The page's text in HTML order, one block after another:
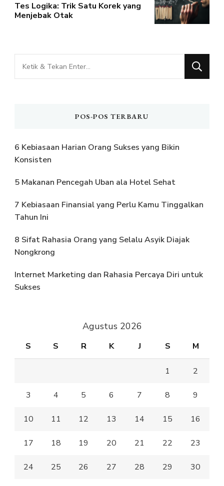
Tes Logika: Trik Satu Korek yang
Menjebak Otak
Mencari
Sesuatu?
POS-POS TERBARU
6 Kebiasaan Harian Orang Sukses yang Bikin
Konsisten
5 Makanan Pencegah Uban ala Hotel Sehat
7 Kebiasaan Finansial yang Perlu Kamu Tinggalkan
Tahun Ini
8 Sifat Rahasia Orang yang Selalu Asyik Diajak
Nongkrong
Internet Marketing dan Rahasia Percaya Diri untuk
Sukses
Agustus 2026
S S R K J S M
1 2
3 4 5 6 7 8 9
10 11 12 13 14 15 16
17 18 19 20 21 22 23
24 25 26 27 28 29 30